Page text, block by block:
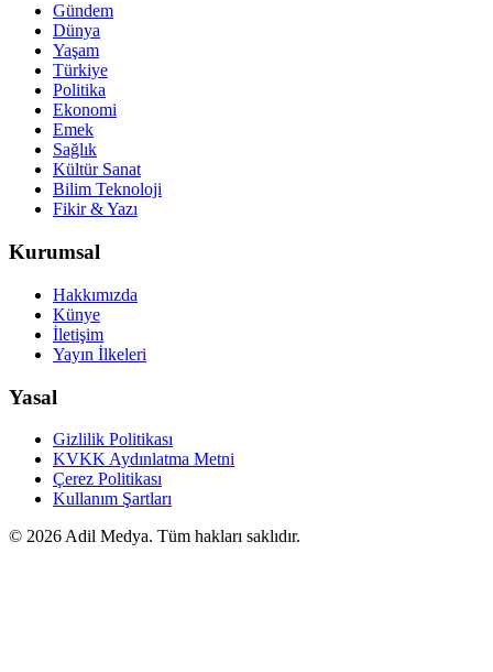
Gündem
Dünya
Yaşam
Türkiye
Politika
Ekonomi
Emek
Sağlık
Kültür Sanat
Bilim Teknoloji
Fikir & Yazı
Kurumsal
Hakkımızda
Künye
İletişim
Yayın İlkeleri
Yasal
Gizlilik Politikası
KVKK Aydınlatma Metni
Çerez Politikası
Kullanım Şartları
© 2026 Adil Medya. Tüm hakları saklıdır.